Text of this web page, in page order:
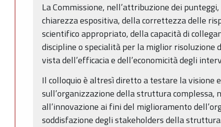
La Commissione, nell’attribuzione dei
chiarezza espositiva, della correttezza delle
scientifico appropriato, della capacità di
discipline o specialità per la miglior risoluzione
vista dell’efficacia e dell’economicità degli
Il colloquio è altresì diretto a testare la visione
sull’organizzazione della struttura complessa,
all’innovazione ai fini del miglioramento
soddisfazione degli stakeholders della